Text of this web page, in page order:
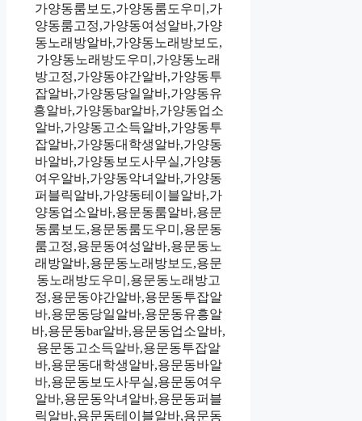
가양동룸보도,가양동룸도우미,가
양동룸고정,가양동여성알바,가양
동노래방알바,가양동노래방보도,
가양동노래방도우미,가양동노래
방고정,가양동야간알바,가양동투
잡알바,가양동당일알바,가양동유
흥알바,가양동bar알바,가양동업소
알바,가양동고소득알바,가양동투
잡알바,가양동대학생알바,가양동
바알바,가양동보도사무실,가양동
여우알바,가양동악녀알바,가양동
퍼블릭알바,가양동테이블알바,가
양동업소알바,용문동룸알바,용문
동룸보도,용문동룸도우미,용문동
룸고정,용문동여성알바,용문동노
래방알바,용문동노래방보도,용문
동노래방도우미,용문동노래방고
정,용문동야간알바,용문동투잡알
바,용문동당일알바,용문동유흥알
바,용문동bar알바,용문동업소알바,
용문동고소득알바,용문동투잡알
바,용문동대학생알바,용문동바알
바,용문동보도사무실,용문동여우
알바,용문동악녀알바,용문동퍼블
릭알바,용문동테이블알바,용문동